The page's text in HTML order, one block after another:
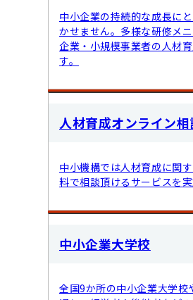
中小企業の持続的な成長に
かせません。多様な研修メ
企業・小規模事業者の人材
す。
人材育成オンライン
中小機構では人材育成に関
料で相談頂けるサービスを実
中小企業大学校
全国9か所の中小企業大学校